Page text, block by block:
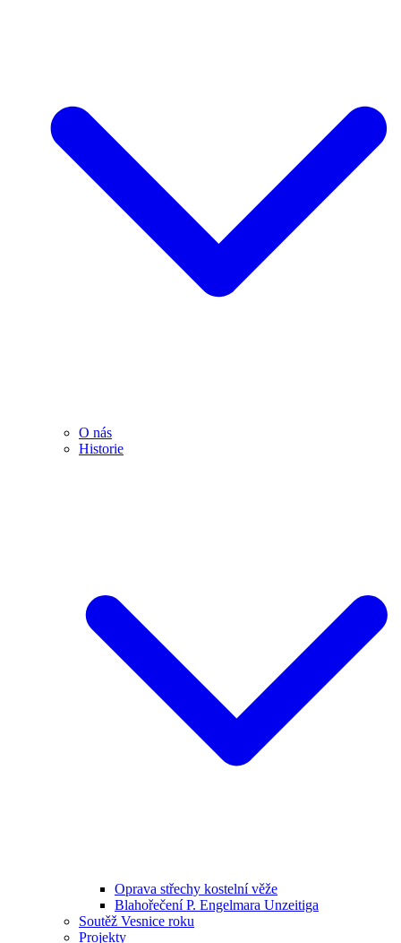
O nás
Historie
Oprava střechy kostelní věže
Blahořečení P. Engelmara Unzeitiga
Soutěž Vesnice roku
Projekty